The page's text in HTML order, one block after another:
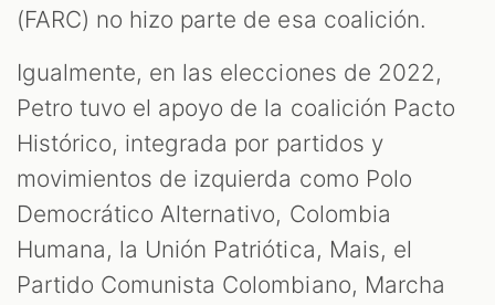
(FARC) no hizo parte de esa coalición.
Igualmente, en las elecciones de 2022,
Petro tuvo el apoyo de la coalición Pacto
Histórico, integrada por partidos y
movimientos de izquierda como Polo
Democrático Alternativo, Colombia
Humana, la Unión Patriótica, Mais, el
Partido Comunista Colombiano, Marcha